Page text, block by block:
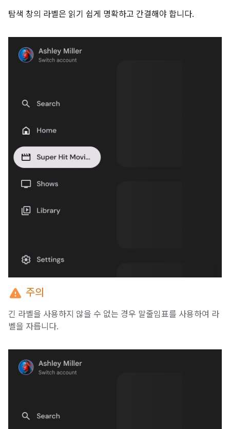
탐색 창의 라벨은 읽기 쉽게 명확하고 간결해야 합니다.
warning 주의
긴 라벨을 사용하지 않을 수 없는 경우 말줄임표를 사용하여 라
벨을 자릅니다.